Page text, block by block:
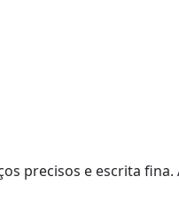
precisos e escrita